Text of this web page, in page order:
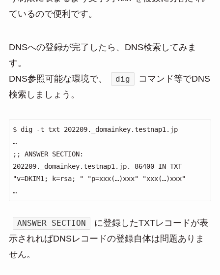
ているので便利です。
DNSへの登録が完了したら、DNS検索してみま
す。
DNS参照可能な環境で、
dig
コマンド等でDNS
検索しましょう。
$ dig -t txt 202209._domainkey.testnap1.jp
…
;; ANSWER SECTION:
202209._domainkey.testnap1.jp. 86400 IN TXT
"v=DKIM1; k=rsa; " "p=xxx(…)xxx" "xxx(…)xxx"
…
ANSWER SECTION
に登録したTXTレコードが表
示されればDNSレコードの登録自体は問題ありま
せん。